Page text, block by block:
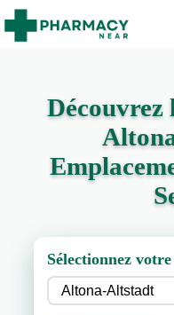
Découvrez
Sélectionnez